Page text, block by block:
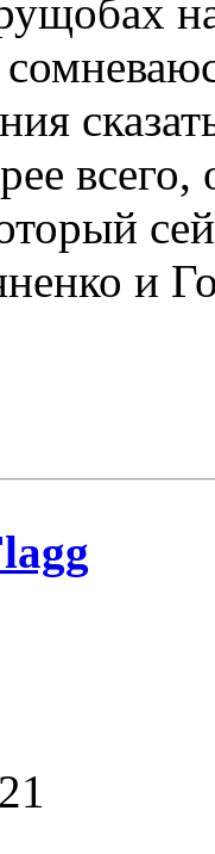
всего,
и